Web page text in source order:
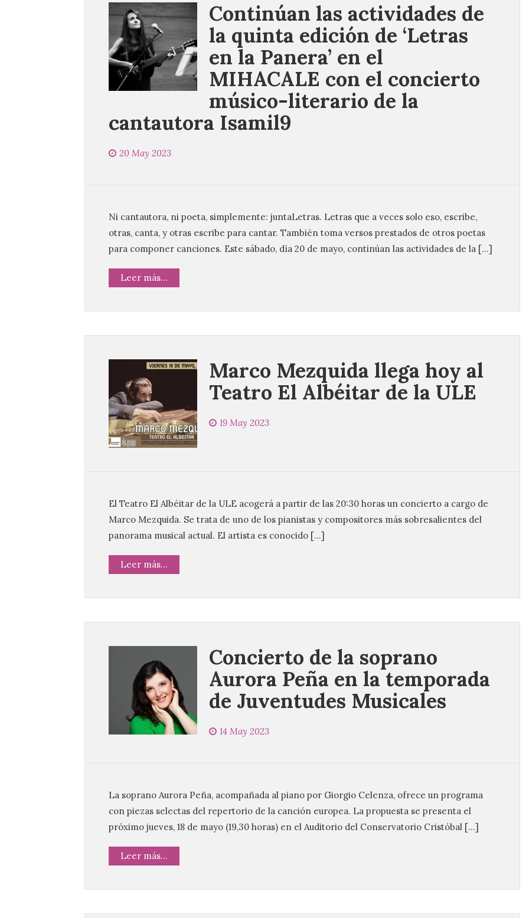
Continúan las actividades de
la quinta edición de ‘Letras
en la Panera’ en el
MIHACALE con el concierto
músico-literario de la
cantautora Isamil9
20 May 2023
Ni cantautora, ni poeta, simplemente: juntaLetras. Letras que a veces solo eso, escribe,
otras, canta, y otras escribe para cantar. También toma versos prestados de otros poetas
para componer canciones. Este sábado, día 20 de mayo, continúan las actividades de la […]
Leer más...
Marco Mezquida llega hoy al
Teatro El Albéitar de la ULE
19 May 2023
El Teatro El Albéitar de la ULE acogerá a partir de las 20:30 horas un concierto a cargo de
Marco Mezquida. Se trata de uno de los pianistas y compositores más sobresalientes del
panorama musical actual. El artista es conocido […]
Leer más...
Concierto de la soprano
Aurora Peña en la temporada
de Juventudes Musicales
14 May 2023
La soprano Aurora Peña, acompañada al piano por Giorgio Celenza, ofrece un programa
con piezas selectas del repertorio de la canción europea. La propuesta se presenta el
próximo jueves, 18 de mayo (19,30 horas) en el Auditorio del Conservatorio Cristóbal […]
Leer más...